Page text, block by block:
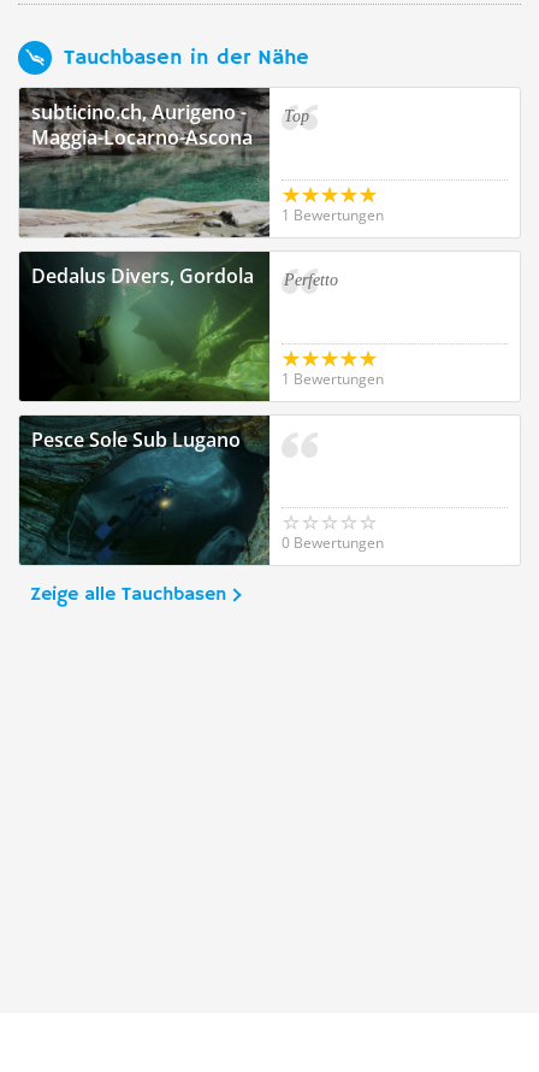
Tauchbasen in der Nähe
subticino.ch, Aurigeno -
Maggia-Locarno-Ascona
Top
1 Bewertungen
Dedalus Divers, Gordola Perfetto
1 Bewertungen
Pesce Sole Sub Lugano
0 Bewertungen
Zeige alle Tauchbasen